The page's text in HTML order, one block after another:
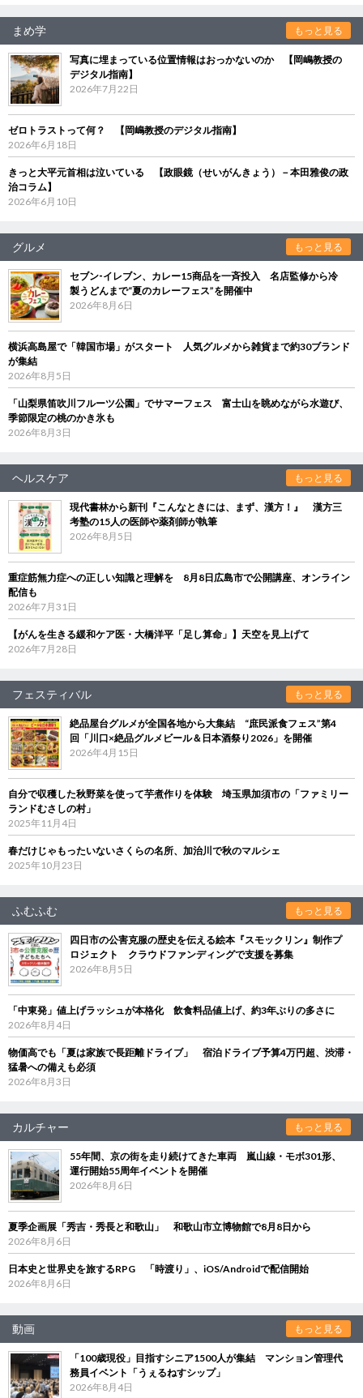
まめ学 もっと見る
写真に埋まっている位置情報はおっかないのか 【岡嶋教授の
デジタル指南】
2026年7月22日
ゼロトラストって何？ 【岡嶋教授のデジタル指南】
2026年6月18日
きっと大平元首相は泣いている 【政眼鏡（せいがんきょう）－本田雅俊の政
治コラム】
2026年6月10日
グルメ もっと見る
セブン‐イレブン、カレー15商品を一斉投入 名店監修から冷
製うどんまで“夏のカレーフェス”を開催中
2026年8月6日
横浜高島屋で「韓国市場」がスタート 人気グルメから雑貨まで約30ブランド
が集結
2026年8月5日
「山梨県笛吹川フルーツ公園」でサマーフェス 富士山を眺めながら水遊び、
季節限定の桃のかき氷も
2026年8月3日
ヘルスケア もっと見る
現代書林から新刊『こんなときには、まず、漢方！』 漢方三
考塾の15人の医師や薬剤師が執筆
2026年8月5日
重症筋無力症への正しい知識と理解を 8月8日広島市で公開講座、オンライン
配信も
2026年7月31日
【がんを生きる緩和ケア医・大橋洋平「足し算命」】天空を見上げて
2026年7月28日
フェスティバル もっと見る
絶品屋台グルメが全国各地から大集結 “庶民派食フェス”第4
回「川口×絶品グルメビール＆日本酒祭り2026」を開催
2026年4月15日
自分で収穫した秋野菜を使って芋煮作りを体験 埼玉県加須市の「ファミリー
ランドむさしの村」
2025年11月4日
春だけじゃもったいないさくらの名所、加治川で秋のマルシェ
2025年10月23日
ふむふむ もっと見る
四日市の公害克服の歴史を伝える絵本『スモックリン』制作プ
ロジェクト クラウドファンディングで支援を募集
2026年8月5日
「中東発」値上げラッシュが本格化 飲食料品値上げ、約3年ぶりの多さに
2026年8月4日
物価高でも「夏は家族で長距離ドライブ」 宿泊ドライブ予算4万円超、渋滞・
猛暑への備えも必須
2026年8月3日
カルチャー もっと見る
55年間、京の街を走り続けてきた車両 嵐山線・モボ301形、
運行開始55周年イベントを開催
2026年8月6日
夏季企画展「秀吉・秀長と和歌山」 和歌山市立博物館で8月8日から
2026年8月6日
日本史と世界史を旅するRPG 「時渡り」、iOS/Androidで配信開始
2026年8月6日
動画 もっと見る
「100歳現役」目指すシニア1500人が集結 マンション管理代
務員イベント「うぇるねすシップ」
2026年8月4日